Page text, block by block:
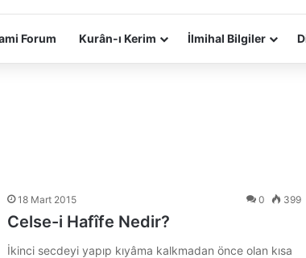
Forum Kurân-ı Kerim İlmihal Bilgiler
18 Mart 2015 0 399
Celse-i Hafîfe Nedir?
İkinci secdeyi yapıp kıyâma kalkmadan önce olan kısa